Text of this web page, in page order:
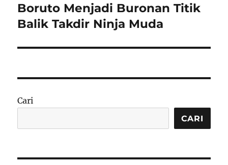
Next
post:
Boruto Menjadi Buronan Titik
Balik Takdir Ninja Muda
Cari
CARI